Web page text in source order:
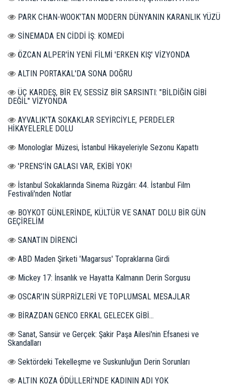
PARK CHAN-WOOK’TAN MODERN DÜNYANIN KARANLIK YÜZÜ
SİNEMADA EN CİDDİ İŞ: KOMEDİ
ÖZCAN ALPER'İN YENİ FİLMİ 'ERKEN KIŞ' VİZYONDA
ALTIN PORTAKAL'DA SONA DOĞRU
ÜÇ KARDEŞ, BİR EV, SESSİZ BİR SARSINTI: "BİLDİĞİN GİBİ
DEĞİL" VİZYONDA
AYVALIK'TA SOKAKLAR SEYİRCİYLE, PERDELER
HİKAYELERLE DOLU
Monologlar Müzesi, İstanbul Hikayeleriyle Sezonu Kapattı
'PRENS'İN GALASI VAR, EKİBİ YOK!
İstanbul Sokaklarında Sinema Rüzgârı: 44. İstanbul Film
Festivali'nden Notlar
BOYKOT GÜNLERİNDE, KÜLTÜR VE SANAT DOLU BİR GÜN
GEÇİRELİM
SANATIN DİRENCİ
ABD Maden Şirketi 'Magarsus' Topraklarına Girdi
Mickey 17: İnsanlık ve Hayatta Kalmanın Derin Sorgusu
OSCAR'IN SÜRPRİZLERİ VE TOPLUMSAL MESAJLAR
BİRAZDAN GENCO ERKAL GELECEK GİBİ...
Sanat, Sansür ve Gerçek: Şakir Paşa Ailesi'nin Efsanesi ve
Skandalları
Sektördeki Tekelleşme ve Suskunluğun Derin Sorunları
ALTIN KOZA ÖDÜLLERİ'NDE KADININ ADI YOK